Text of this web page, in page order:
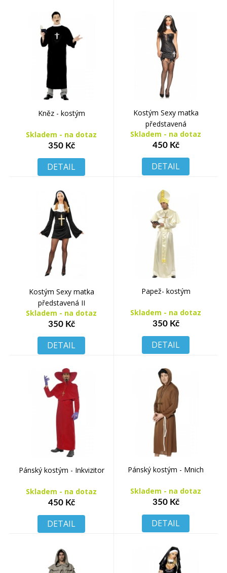
Kněz - kostým
Skladem - na dotaz
350 Kč
DETAIL
Kostým Sexy matka
představená
Skladem - na dotaz
450 Kč
DETAIL
Kostým Sexy matka
představená II
Skladem - na dotaz
350 Kč
DETAIL
Papež- kostým
Skladem - na dotaz
350 Kč
DETAIL
Pánský kostým - Inkvizitor
Skladem - na dotaz
450 Kč
DETAIL
Pánský kostým - Mnich
Skladem - na dotaz
350 Kč
DETAIL